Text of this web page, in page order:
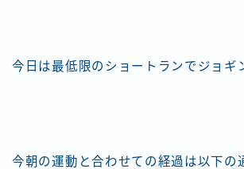
今日は最低限のショートランでジョギ
今朝の運動と合わせての経過は以下の